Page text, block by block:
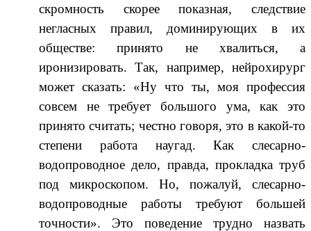
скромность скорее показная, следствие
негласных правил, доминирующих в их
обществе: принято не хвалиться, а
иронизировать. Так, например, нейрохирург
может сказать: «Ну что ты, моя профессия
совсем не требует большого ума, как это
принято считать; честно говоря, это в какой-то
степени работа наугад. Как слесарно-
водопроводное дело, правда, прокладка труб
под микроскопом. Но, пожалуй, слесарно-
водопроводные работы требуют большей
точности». Это поведение трудно назвать